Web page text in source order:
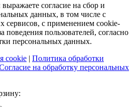
согласие на сбор и
данных, в том числе с
сервисов, с применением cookie-
поведения пользователей, согласно
персональных данных.
cookie | Политика обработки
на обработку персональных